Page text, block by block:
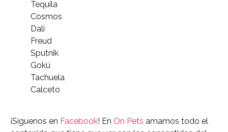
Tequila
Cosmos
Dalí
Freud
Sputnik
Gokú
Tachuela
Calceto
¡Síguenos en Facebook! En On Pets amamos todo el